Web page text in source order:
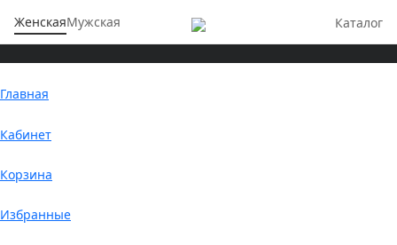
ЖенскаяМужская Каталог
Главная
Кабинет
Корзина
Избранные